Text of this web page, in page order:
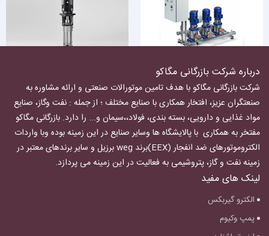
درباره شرکت بازرگانی مگاکو
شرکت بازرگانی مگاکو با هدف تامین موتورالات صنعتی و ارائه مشاوره به
صنعتگران عزیز، افتخار همکاری با صنایع مختلف ؛ از جمله : نفت وگاز، صنایع
مواد غذایی و دارویی، بسته بندی، فولاد،،سیمان و... را دارد. بازرگانی مگاکو
مفتخر به همکاری با پالایشگاه ها وسایر صنایع در این زمینه بوده وبا واردات
الکتروموتورهای ضد انفجار
(EEX)برند weg برزیل و سایر برندهای معتبر در
زمینه نفت و گاز، پتروشیمی به فعالیت در این زمینه می پردازد.
لینک های مفید
الکترو گیربکس
پمپ وکیوم